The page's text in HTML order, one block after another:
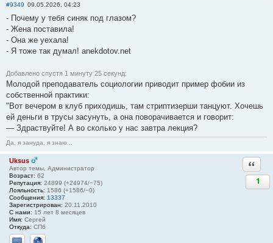
#9349 09.05.2026, 04:23
- Почему у тебя синяк под глазом?
- Жена поставила!
- Она же уехала!
- Я тоже так думал! anekdotov.net
Добавлено спустя 1 минуту 25 секунд:
Молодой преподаватель социологии приводит пример фобии из
собственной практики:
"Вот вечером в клуб приходишь, там стриптизерши танцуют. Хочешь
ей деньги в трусы засунуть, а она поворачивается и говорит:
— Здраствуйте! А во сколько у нас завтра лекция?
Да, я зануда, я знаю...
Uksus
Автор темы, Администратор
Возраст: 62
Репутация: 24899 (+24974/−75)
Лояльность: 1586 (+1586/−0)
Сообщения: 13337
Зарегистрирован: 20.11.2010
С нами: 15 лет 8 месяцев
Имя: Сергей
Откуда: СПб
1